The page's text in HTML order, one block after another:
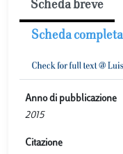
Scheda breve
Scheda
Anno di pubblicazione
2015
Citazione